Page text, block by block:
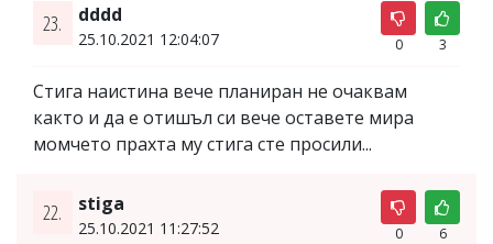
23. dddd
25.10.2021 12:04:07 0 3
Стига наистина вече планиран не очаквам
както и да е отишъл си вече оставете мира
момчето прахта му стига сте просили...
22. stiga
25.10.2021 11:27:52 0 6